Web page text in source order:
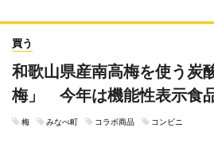
買う
和歌山県産南高梅を使う炭
梅」 今年は機能性表示食
梅 みなべ町 コラボ商品 コンビニ